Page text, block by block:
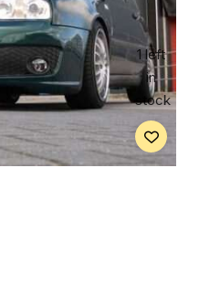
1 left
in
stock